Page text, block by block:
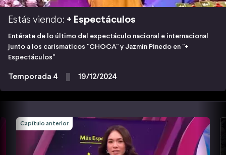
Estás viendo: + Espectáculos
Entérate de lo último del espectáculo nacional e internacional
junto a los carismaticos "CHOCA" y Jazmín Pinedo en "+
Espectáculos"
Temporada 4 19/12/2024
Capítulo anterior